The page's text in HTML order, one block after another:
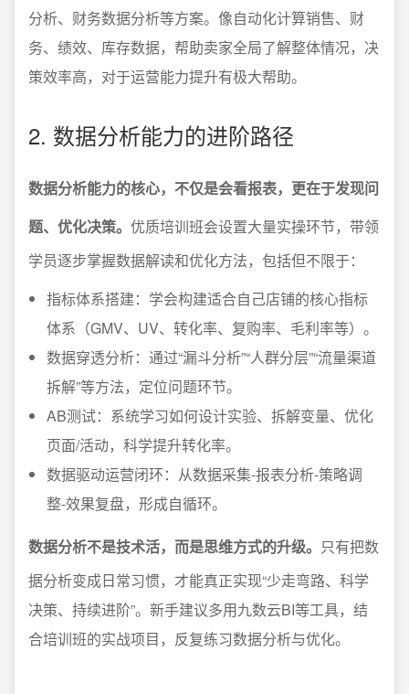
分析、财务数据分析等方案。像自动化计算销售、财
务、绩效、库存数据，帮助卖家全局了解整体情况，决
策效率高，对于运营能力提升有极大帮助。
2. 数据分析能力的进阶路径
数据分析能力的核心，不仅是会看报表，更在于发现问
题、优化决策。 优质培训班会设置大量实操环节，带领
学员逐步掌握数据解读和优化方法，包括但不限于：
指标体系搭建：学会构建适合自己店铺的核心指标
体系（GMV、UV、转化率、复购率、毛利率等）。
数据穿透分析：通过“漏斗分析”“人群分层”“流量渠道
拆解”等方法，定位问题环节。
AB测试：系统学习如何设计实验、拆解变量、优化
页面/活动，科学提升转化率。
数据驱动运营闭环：从数据采集-报表分析-策略调
整-效果复盘，形成自循环。
数据分析不是技术活，而是思维方式的升级。 只有把数
据分析变成日常习惯，才能真正实现“少走弯路、科学
决策、持续进阶”。新手建议多用九数云BI等工具，结
合培训班的实战项目，反复练习数据分析与优化。